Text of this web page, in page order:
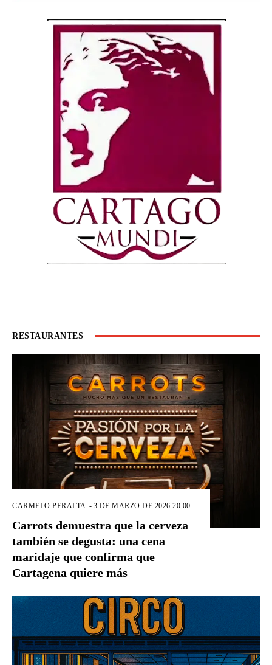
RESTAURANTES
CARMELO PERALTA - 3 DE MARZO DE 2026 20:00
Carrots demuestra que la cerveza
también se degusta: una cena
maridaje que confirma que
Cartagena quiere más